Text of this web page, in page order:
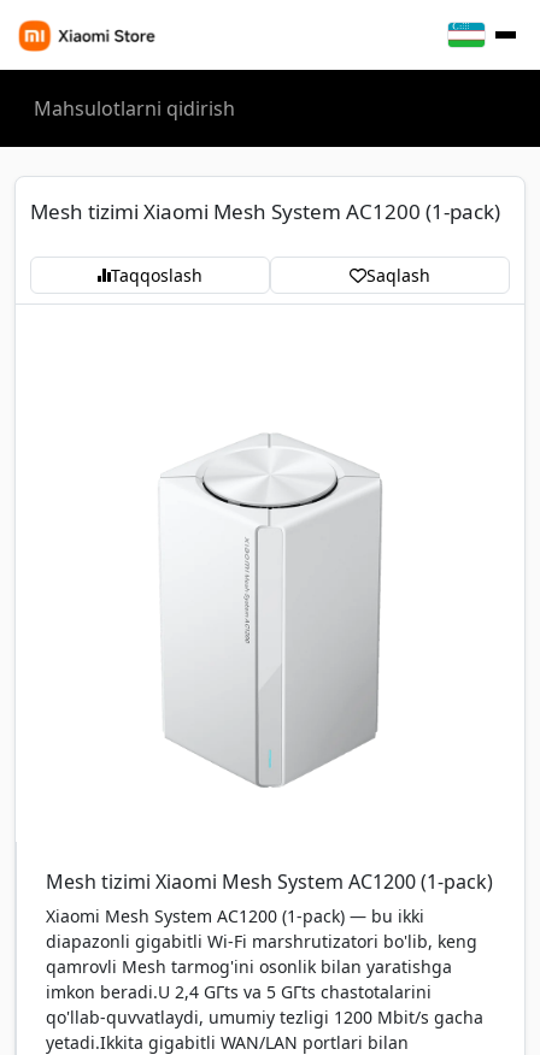
Mesh tizimi Xiaomi Mesh System AC1200 (1-pack)
Taqqoslash Saqlash
Mesh tizimi Xiaomi Mesh System AC1200 (1-pack)
Xiaomi Mesh System AC1200 (1-pack) — bu ikki
diapazonli gigabitli Wi-Fi marshrutizatori bo'lib, keng
qamrovli Mesh tarmog'ini osonlik bilan yaratishga
imkon beradi.U 2,4 GГts va 5 GГts chastotalarini
qo'llab-quvvatlaydi, umumiy tezligi 1200 Mbit/s gacha
yetadi.Ikkita gigabitli WAN/LAN portlari bilan